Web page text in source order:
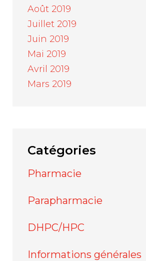
Août 2019
Juillet 2019
Juin 2019
Mai 2019
Avril 2019
Mars 2019
Catégories
Pharmacie
Parapharmacie
DHPC/HPC
Informations générales